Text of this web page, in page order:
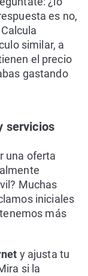
es no,
similar, a
el precio
gastando
servicios
una oferta
Muchas
iniciales
más
y ajusta tu
si la